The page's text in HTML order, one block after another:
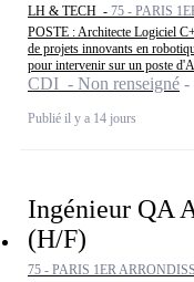
LH & TECH - 75 - PARIS
POSTE : Architecte Logiciel
de projets innovants en
pour intervenir sur un poste
CDI - Non renseigné
Publié il y a 14 jours
Ingénieur QA
(H/F)
75 - PARIS 1ER